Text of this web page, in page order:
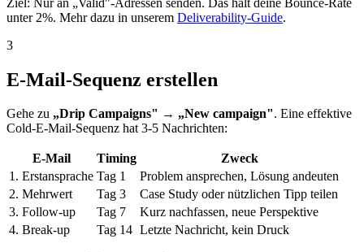
unter 2%. Mehr dazu in unserem Deliverability-Guide.
3
E-Mail-Sequenz erstellen
Gehe zu „Drip Campaigns" → „New campaign". Eine effektive
Cold-E-Mail-Sequenz hat 3-5 Nachrichten:
E-Mail Timing
Zweck
1. Erstansprache Tag 1
Problem ansprechen, Lösung andeuten
2. Mehrwert
Tag 3
Case Study oder nützlichen Tipp teilen
3. Follow-up
Tag 7
Kurz nachfassen, neue Perspektive
4. Break-up
Tag 14 Letzte Nachricht, kein Druck